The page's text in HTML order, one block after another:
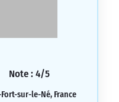
Note : 4/5
sur-le-Né, France